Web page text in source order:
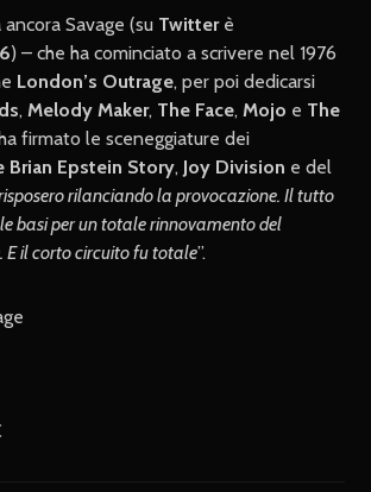
Savage (su Twitterè
) – che ha cominciato a scrivere nel 1976
London’s Outrage, per poi dedicarsi
,Melody Maker, The Face,Mojo e The
firmato le sceneggiature dei
Brian Epstein Story, Joy Division e del
rilanciando la provocazione. Il tutto
basi per un totale rinnovamento del
E il corto circuito fu totale”.